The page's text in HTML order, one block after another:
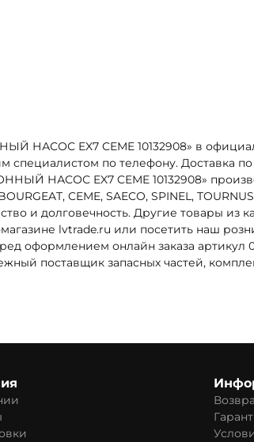
НАСОС EX7 CEME 10132908» в
специалистом по телефону. Доставка
НАСОС EX7 CEME 10132908»
CEME, SAECO, SPINEL,
и долговечность. Другие товары
lvtrade.ru или посетить наш
оформлением онлайн заказа
поставщик запасных частей,